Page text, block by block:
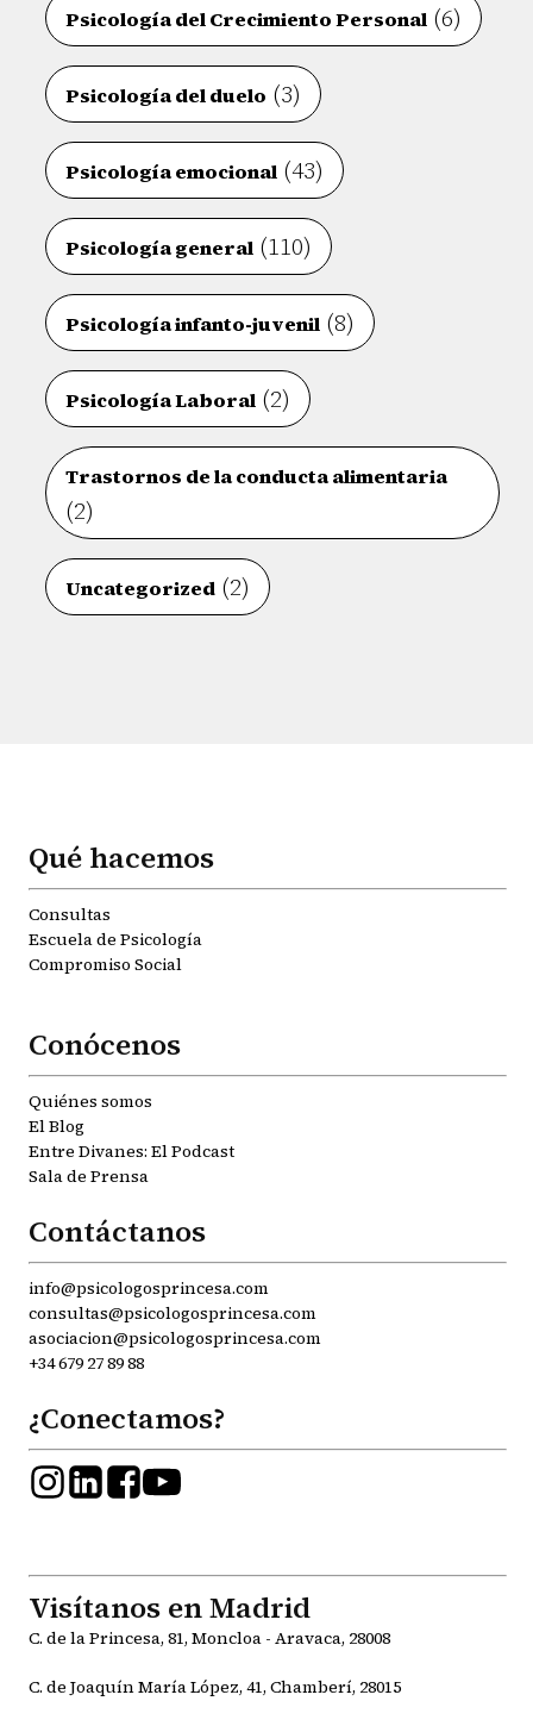
Psicología del Crecimiento Personal (6)
Psicología del duelo (3)
Psicología emocional (43)
Psicología general (110)
Psicología infanto-juvenil (8)
Psicología Laboral (2)
Trastornos de la conducta alimentaria
(2)
Uncategorized (2)
Qué hacemos
Consultas
Escuela de Psicología
Compromiso Social
Conócenos
Quiénes somos
El Blog
Entre Divanes: El Podcast
Sala de Prensa
Contáctanos
info@psicologosprincesa.com
consultas@psicologosprincesa.com
asociacion@psicologosprincesa.com
+34 679 27 89 88
¿Conectamos?
Visítanos en Madrid
C. de la Princesa, 81, Moncloa - Aravaca, 28008
C. de Joaquín María López, 41, Chamberí, 28015